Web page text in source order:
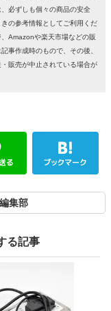
必ずしも個々の商品の安全
の参考情報としてご利用くだ
Amazonや楽天市場などの販
事作成時のもので、その後、
販売が中止されている場合が
集部
る記事